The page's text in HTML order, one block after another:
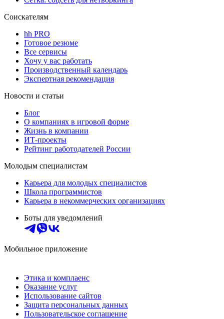
Соискателям
hh PRO
Готовое резюме
Все сервисы
Хочу у вас работать
Производственный календарь
Экспертная рекомендация
Новости и статьи
Блог
О компаниях в игровой форме
Жизнь в компании
ИТ-проекты
Рейтинг работодателей России
Молодым специалистам
Карьера для молодых специалистов
Школа программистов
Карьера в некоммерческих организациях
Боты для уведомлений
Мобильное приложение
Этика и комплаенс
Оказание услуг
Использование сайтов
Защита персональных данных
Пользовательское соглашение